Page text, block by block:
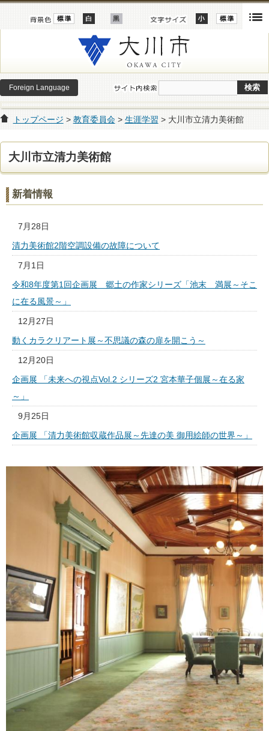
Foreign Language
トップページ > 教育委員会> 生涯学習 > 大川市立清力美術館
大川市立清力美術館
新着情報
7月28日
清力美術館2階空調設備の故障について
7月1日
令和8年度第1回企画展 郷土の作家シリーズ「池末 満展～そこ
に在る風景～」
12月27日
動くカラクリアート展～不思議の森の扉を開こう～
12月20日
企画展 「未来への視点Vol.2 シリーズ2 宮本華子個展～在る家
～」
9月25日
企画展 「清力美術館収蔵作品展～先達の美 御用絵師の世界～」